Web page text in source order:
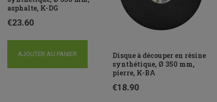
asphalte, K-DG
€23.60
AJOUTER AU PANIER
Disque à découper en résine
synthétique, Ø 350 mm,
pierre, K-BA
€18.90